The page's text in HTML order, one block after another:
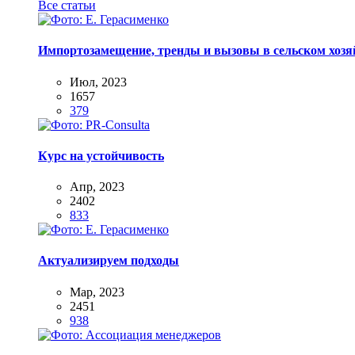
Все статьи
Импортозамещение, тренды и вызовы в сельском
Июл, 2023
1657
379
Курс на устойчивость
Апр, 2023
2402
833
Актуализируем подходы
Мар, 2023
2451
938